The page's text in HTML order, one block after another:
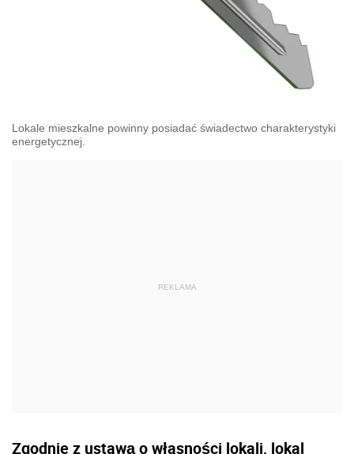
Lokale mieszkalne powinny posiadać świadectwo charakterystyki
energetycznej.
Zgodnie z ustawą o własności lokali, lokal